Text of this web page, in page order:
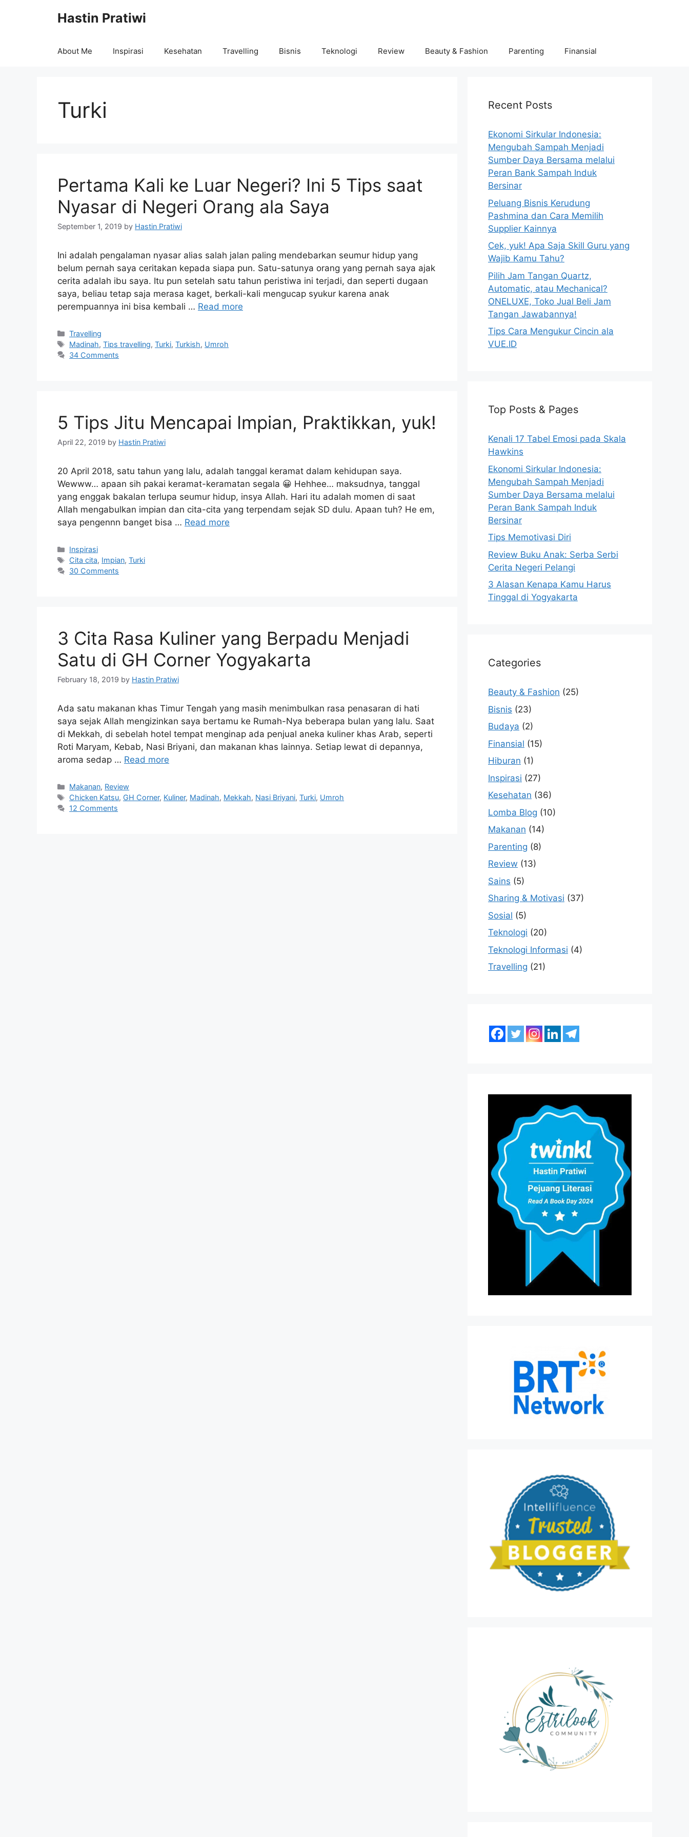
Hastin Pratiwi
About Me Inspirasi Kesehatan Travelling Bisnis Teknologi Review Beauty & Fashion Parenting Finansial
Turki
Pertama Kali ke Luar Negeri? Ini 5 Tips saat
Nyasar di Negeri Orang ala Saya
September 1, 2019 by Hastin Pratiwi
Ini adalah pengalaman nyasar alias salah jalan paling mendebarkan seumur hidup yang
belum pernah saya ceritakan kepada siapa pun. Satu-satunya orang yang pernah saya ajak
cerita adalah ibu saya. Itu pun setelah satu tahun peristiwa ini terjadi, dan seperti dugaan
saya, beliau tetap saja merasa kaget, berkali-kali mengucap syukur karena anak
perempuannya ini bisa kembali … Read more
Categories
Travelling
Tags
Madinah,Tips travelling,Turki,Turkish, Umroh
34 Comments
5 Tips Jitu Mencapai Impian, Praktikkan, yuk!
April 22, 2019 by Hastin Pratiwi
20 April 2018, satu tahun yang lalu, adalah tanggal keramat dalam kehidupan saya.
Wewww… apaan sih pakai keramat-keramatan segala 😀 Hehhee… maksudnya, tanggal
yang enggak bakalan terlupa seumur hidup, insya Allah. Hari itu adalah momen di saat
Allah mengabulkan impian dan cita-cita yang terpendam sejak SD dulu. Apaan tuh? He em,
saya pengennn banget bisa … Read more
Categories
Inspirasi
Tags
Cita cita, Impian,Turki
30 Comments
3 Cita Rasa Kuliner yang Berpadu Menjadi
Satu di GH Corner Yogyakarta
February 18, 2019 by Hastin Pratiwi
Ada satu makanan khas Timur Tengah yang masih menimbulkan rasa penasaran di hati
saya sejak Allah mengizinkan saya bertamu ke Rumah-Nya beberapa bulan yang lalu. Saat
di Mekkah, di sebelah hotel tempat menginap ada penjual aneka kuliner khas Arab, seperti
Roti Maryam, Kebab, Nasi Briyani, dan makanan khas lainnya. Setiap lewat di depannya,
aroma sedap … Read more
Categories
Makanan, Review
Tags
Chicken Katsu, GH Corner, Kuliner, Madinah, Mekkah, Nasi Briyani,Turki, Umroh
12 Comments
Recent Posts
Ekonomi Sirkular Indonesia:
Mengubah Sampah Menjadi
Sumber Daya Bersama melalui
Peran Bank Sampah Induk
Bersinar
Peluang Bisnis Kerudung
Pashmina dan Cara Memilih
Supplier Kainnya
Cek, yuk! Apa Saja Skill Guru yang
Wajib Kamu Tahu?
Pilih Jam Tangan Quartz,
Automatic, atau Mechanical?
ONELUXE, Toko Jual Beli Jam
Tangan Jawabannya!
Tips Cara Mengukur Cincin ala
VUE.ID
Top Posts & Pages
Kenali 17 Tabel Emosi pada Skala
Hawkins
Ekonomi Sirkular Indonesia:
Mengubah Sampah Menjadi
Sumber Daya Bersama melalui
Peran Bank Sampah Induk
Bersinar
Tips Memotivasi Diri
Review Buku Anak: Serba Serbi
Cerita Negeri Pelangi
3 Alasan Kenapa Kamu Harus
Tinggal di Yogyakarta
Categories
Beauty & Fashion (25)
Bisnis (23)
Budaya (2)
Finansial (15)
Hiburan (1)
Inspirasi (27)
Kesehatan (36)
Lomba Blog (10)
Makanan (14)
Parenting (8)
Review (13)
Sains (5)
Sharing & Motivasi (37)
Sosial (5)
Teknologi (20)
Teknologi Informasi (4)
Travelling (21)